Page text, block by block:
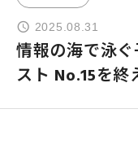
お問い合わせ
団体向け出張英会話
2025.08.31
情報の海で泳
スト No.15を終